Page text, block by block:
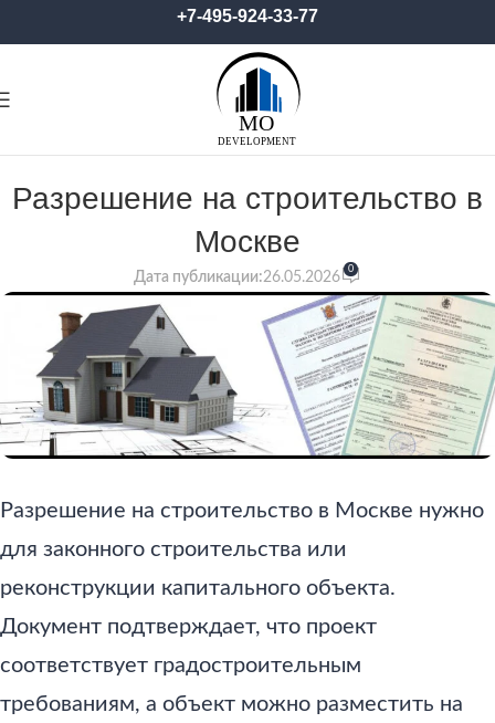
+7-495-924-33-77
Разрешение на строительство в
Москве
Дата публикации:26.05.2026
0
Разрешение на строительство в Москве нужно
для законного строительства или
реконструкции капитального объекта.
Документ подтверждает, что проект
соответствует градостроительным
требованиям, а объект можно разместить на